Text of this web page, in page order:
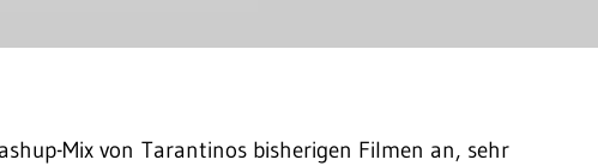
Mix von Tarantinos bisherigen Filmen an, sehr